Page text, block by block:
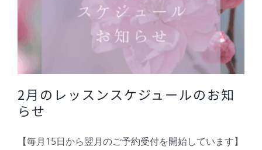
2月のレッスンスケジュールのお知
らせ
【毎月15日から翌月のご予約受付を開始しています】